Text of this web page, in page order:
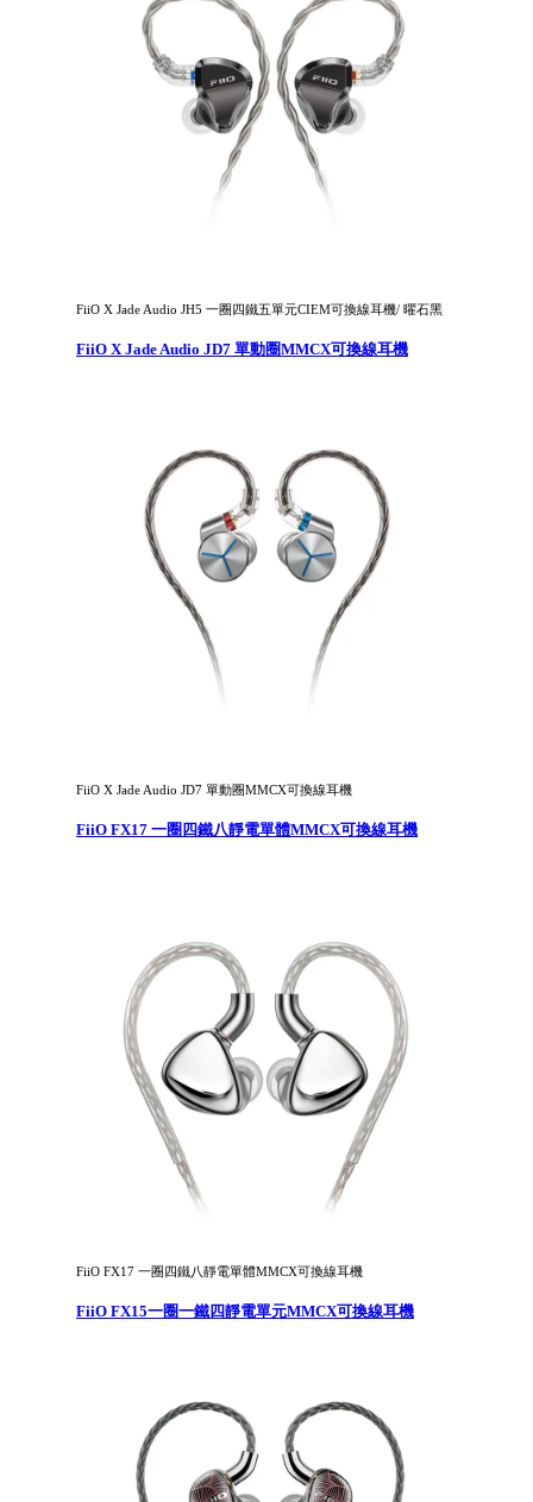
FiiO X Jade Audio JH5 一圈四鐵五單元CIEM可換線耳機/ 曜石黑
FiiO X Jade Audio JD7 單動圈MMCX可換線耳機
FiiO X Jade Audio JD7 單動圈MMCX可換線耳機
FiiO FX17 一圈四鐵八靜電單體MMCX可換線耳機
FiiO FX17 一圈四鐵八靜電單體MMCX可換線耳機
FiiO FX15一圈一鐵四靜電單元MMCX可換線耳機